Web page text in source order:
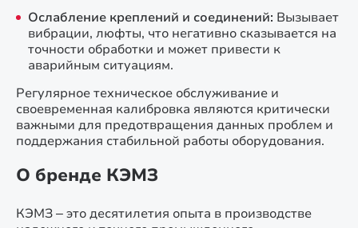
Ослабление креплений и соединений: Вызывает
вибрации, люфты, что негативно сказывается на
точности обработки и может привести к
аварийным ситуациям.
Регулярное техническое обслуживание и
своевременная калибровка являются критически
важными для предотвращения данных проблем и
поддержания стабильной работы оборудования.
О бренде КЭМЗ
КЭМЗ – это десятилетия опыта в производстве